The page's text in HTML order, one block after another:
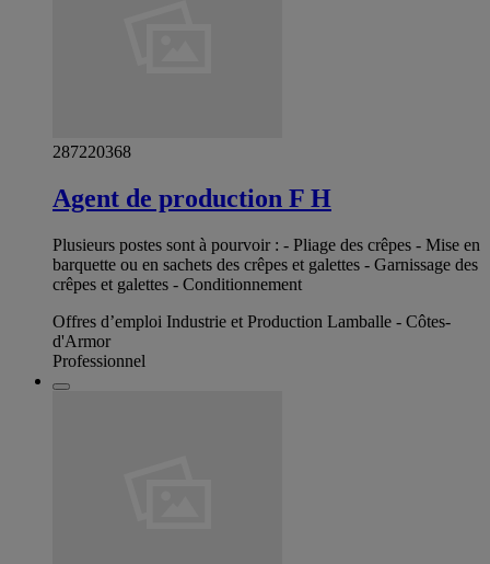
287220368
Agent de production F H
Plusieurs postes sont à pourvoir : - Pliage des crêpes - Mise en
barquette ou en sachets des crêpes et galettes - Garnissage des
crêpes et galettes - Conditionnement
Offres d’emploi Industrie et Production Lamballe - Côtes-
d'Armor
Professionnel